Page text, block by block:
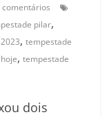
comentários
pilar,
,tempestade
,tempestade
dois